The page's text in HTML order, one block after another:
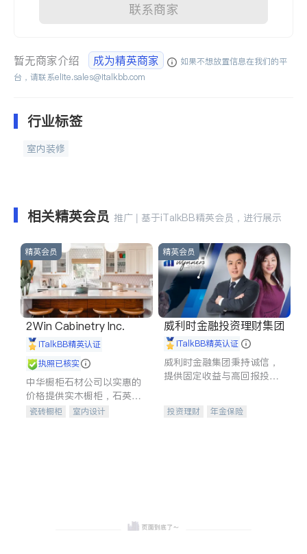
联系商家
暂无商家介绍 成为精英商家
如果不想放置信息在我们的平
台，请联系elite.sales@italkbb.com
行业标签
室内装修
相关精英会员 推广 | 基于iTalkBB精英会员，进行展示
精英会员
2Win Cabinetry Inc.
iTalkBB精英认证
执照已核实
中华橱柜石材公司以实惠的
价格提供实木橱柜，石英石
台面，多种优质不锈钢水
瓷砖橱柜
室内设计
精英会员
威利时金融投资理财集团
iTalkBB精英认证
威利时金融集团秉持诚信，
提供固定收益与高回报投资
合，助力客户实现目标
投资理财
年金保险